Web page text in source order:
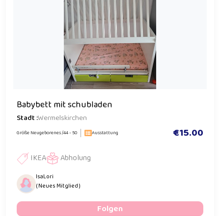
Babybett mit schubladen
Stadt :Wermelskirchen
Größe Neugeborenes /44 - 50 Ausstattung €15.00
IKEA Abholung
IsaLori
( Neues Mitglied )
Folgen